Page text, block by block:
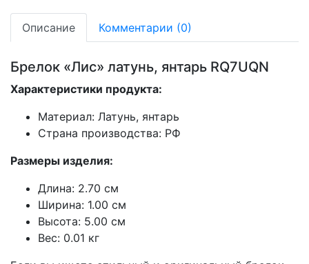
Описание Комментарии (0)
Брелок «Лис» латунь, янтарь RQ7UQN
Характеристики продукта:
Материал: Латунь, янтарь
Страна производства: РФ
Размеры изделия:
Длина: 2.70 см
Ширина: 1.00 см
Высота: 5.00 см
Вес: 0.01 кг